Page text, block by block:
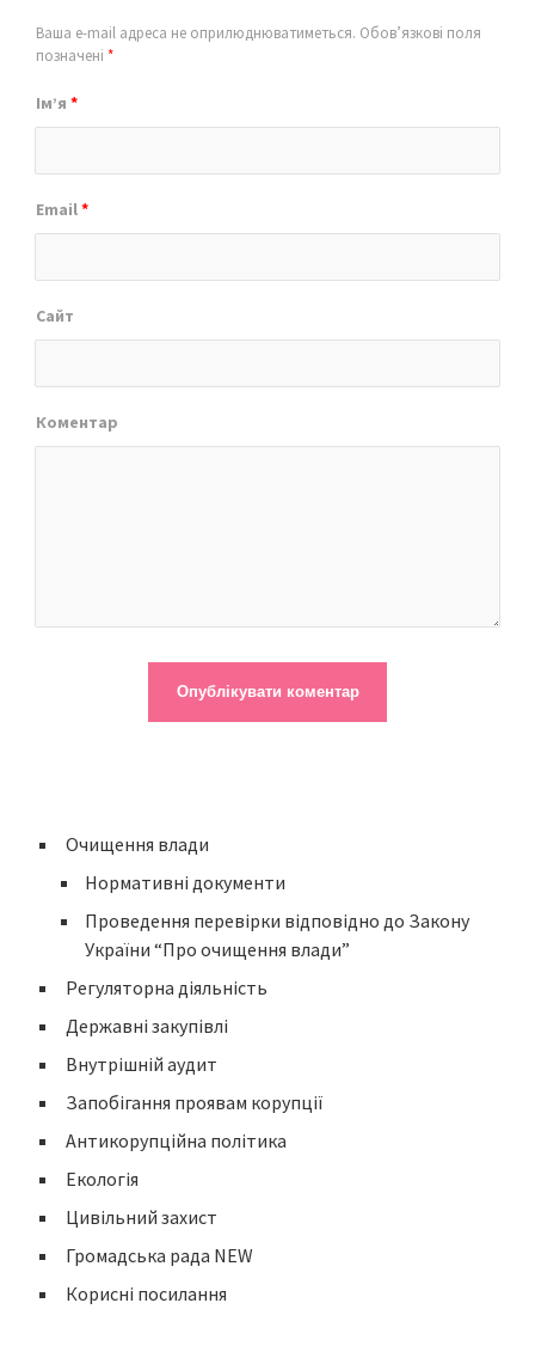
Ваша e-mail адреса не оприлюднюватиметься. Обов’язкові поля
позначені *
Ім’я *
Email*
Сайт
Коментар
Очищення влади
Нормативні документи
Проведення перевірки відповідно до Закону
України “Про очищення влади”
Регуляторна діяльність
Державні закупівлі
Внутрішній аудит
Запобігання проявам корупції
Антикорупційна політика
Екологія
Цивільний захист
Громадська рада NEW
Корисні посилання